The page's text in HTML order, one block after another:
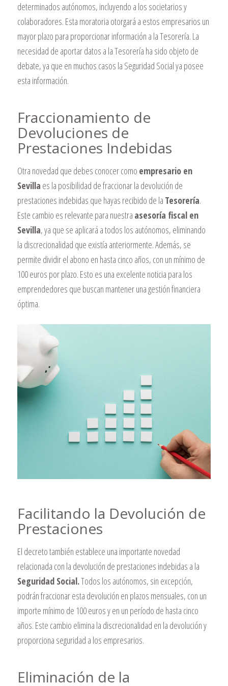
determinados autónomos, incluyendo a los societarios y
colaboradores. Esta moratoria otorgará a estos empresarios un
mayor plazo para proporcionar información a la Tesorería. La
necesidad de aportar datos a la Tesorería ha sido objeto de
debate, ya que en muchos casos la Seguridad Social ya posee
esta información.
Fraccionamiento de
Devoluciones de
Prestaciones Indebidas
Otra novedad que debes conocer como empresario en
Sevilla es la posibilidad de fraccionar la devolución de
prestaciones indebidas que hayas recibido de la Tesorería.
Este cambio es relevante para nuestra asesoría fiscal en
Sevilla, ya que se aplicará a todos los autónomos, eliminando
la discrecionalidad que existía anteriormente. Además, se
permite dividir el abono en hasta cinco años, con un mínimo de
100 euros por plazo. Esto es una excelente noticia para los
emprendedores que buscan mantener una gestión financiera
óptima.
Facilitando la Devolución de
Prestaciones
El decreto también establece una importante novedad
relacionada con la devolución de prestaciones indebidas a la
Seguridad Social.Todos los autónomos, sin excepción,
podrán fraccionar esta devolución en plazos mensuales, con un
importe mínimo de 100 euros y en un período de hasta cinco
años. Este cambio elimina la discrecionalidad en la devolución y
proporciona seguridad a los empresarios.
Eliminación de la